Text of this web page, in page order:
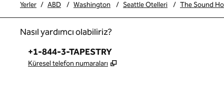
Yerler / ABD / Washington / Seattle Otelleri / The Sound
Nasıl yardımcı olabiliriz?
Telefon:
+1-844-3-TAPESTRY
Küresel telefon numaraları ,